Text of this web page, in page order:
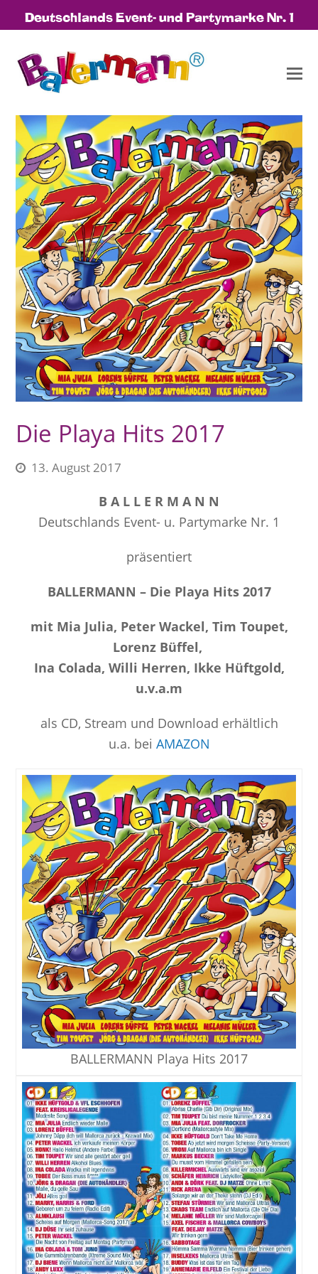
Deutschlands Event- und Partymarke Nr. 1
Die Playa Hits 2017
13. August 2017
B A L L E R M A N N
Deutschlands Event- u. Partymarke Nr. 1
präsentiert
BALLERMANN – Die Playa Hits 2017
mit Mia Julia, Peter Wackel, Tim Toupet,
Lorenz Büffel,
Ina Colada, Willi Herren, Ikke Hüftgold,
u.v.a.m
als CD, Stream und Download erhältlich
u.a. bei AMAZON
BALLERMANN Playa Hits 2017